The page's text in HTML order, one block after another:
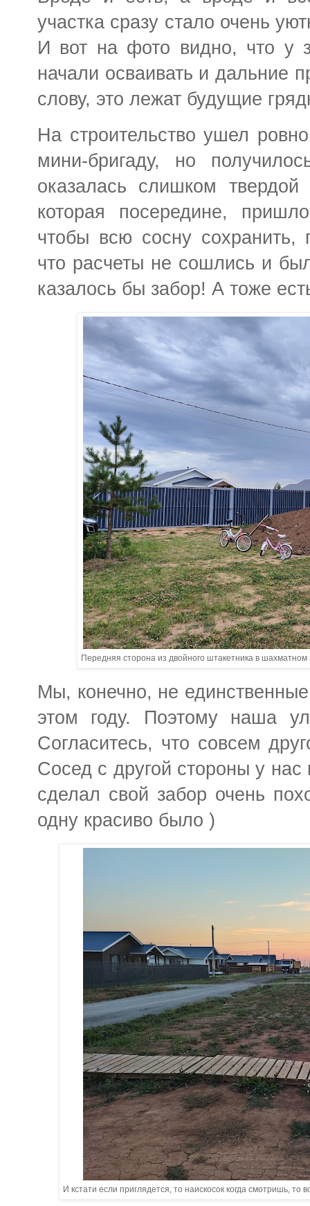
участка сразу стало очень
И вот на фото видно, что у
начали осваивать и дальние
слову, это лежат будущие
На строительство ушел
мини-бригаду, но
оказалась слишком
которая посередине,
чтобы всю сосну сохранить,
что расчеты не сошлись и
казалось бы забор! А тоже
Передняя сторона из двойного штакетника в
Мы, конечно, не
этом году. Поэтому наша
Согласитесь, что совсем
Сосед с другой стороны у
сделал свой забор очень
одну красиво было )
И кстати если приглядется, то наискосок когда смотришь,